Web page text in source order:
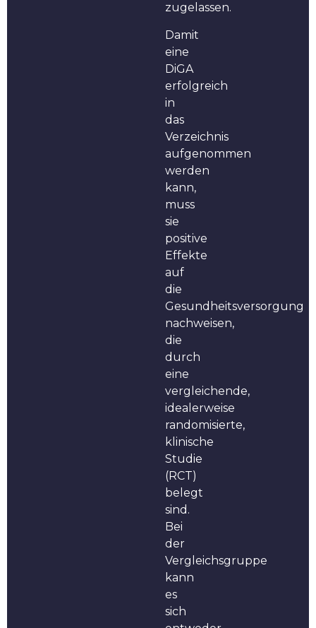
zugelassen.
Damit
eine
DiGA
erfolgreich
in
das
Verzeichnis
aufgenommen
werden
kann,
muss
sie
positive
Effekte
auf
die
Gesundheitsversorgung
nachweisen,
die
durch
eine
vergleichende,
idealerweise
randomisierte,
klinische
Studie
(RCT)
belegt
sind.
Bei
der
Vergleichsgruppe
kann
es
sich